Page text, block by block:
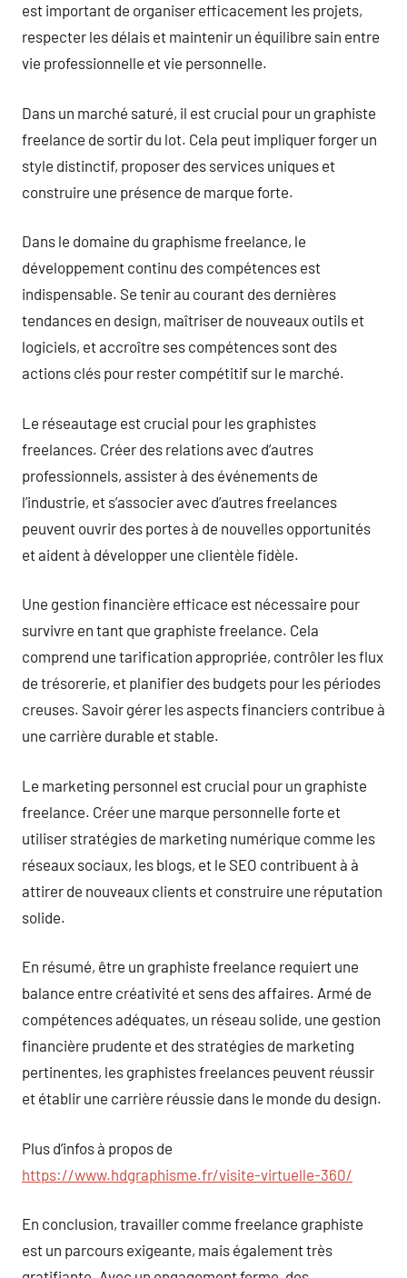
est important de organiser efficacement les projets,
respecter les délais et maintenir un équilibre sain entre
vie professionnelle et vie personnelle.
Dans un marché saturé, il est crucial pour un graphiste
freelance de sortir du lot. Cela peut impliquer forger un
style distinctif, proposer des services uniques et
construire une présence de marque forte.
Dans le domaine du graphisme freelance, le
développement continu des compétences est
indispensable. Se tenir au courant des dernières
tendances en design, maîtriser de nouveaux outils et
logiciels, et accroître ses compétences sont des
actions clés pour rester compétitif sur le marché.
Le réseautage est crucial pour les graphistes
freelances. Créer des relations avec d’autres
professionnels, assister à des événements de
l’industrie, et s’associer avec d’autres freelances
peuvent ouvrir des portes à de nouvelles opportunités
et aident à développer une clientèle fidèle.
Une gestion financière efficace est nécessaire pour
survivre en tant que graphiste freelance. Cela
comprend une tarification appropriée, contrôler les flux
de trésorerie, et planifier des budgets pour les périodes
creuses. Savoir gérer les aspects financiers contribue à
une carrière durable et stable.
Le marketing personnel est crucial pour un graphiste
freelance. Créer une marque personnelle forte et
utiliser stratégies de marketing numérique comme les
réseaux sociaux, les blogs, et le SEO contribuent à à
attirer de nouveaux clients et construire une réputation
solide.
En résumé, être un graphiste freelance requiert une
balance entre créativité et sens des affaires. Armé de
compétences adéquates, un réseau solide, une gestion
financière prudente et des stratégies de marketing
pertinentes, les graphistes freelances peuvent réussir
et établir une carrière réussie dans le monde du design.
Plus d’infos à propos de
https://www.hdgraphisme.fr/visite-virtuelle-360/
En conclusion, travailler comme freelance graphiste
est un parcours exigeante, mais également très